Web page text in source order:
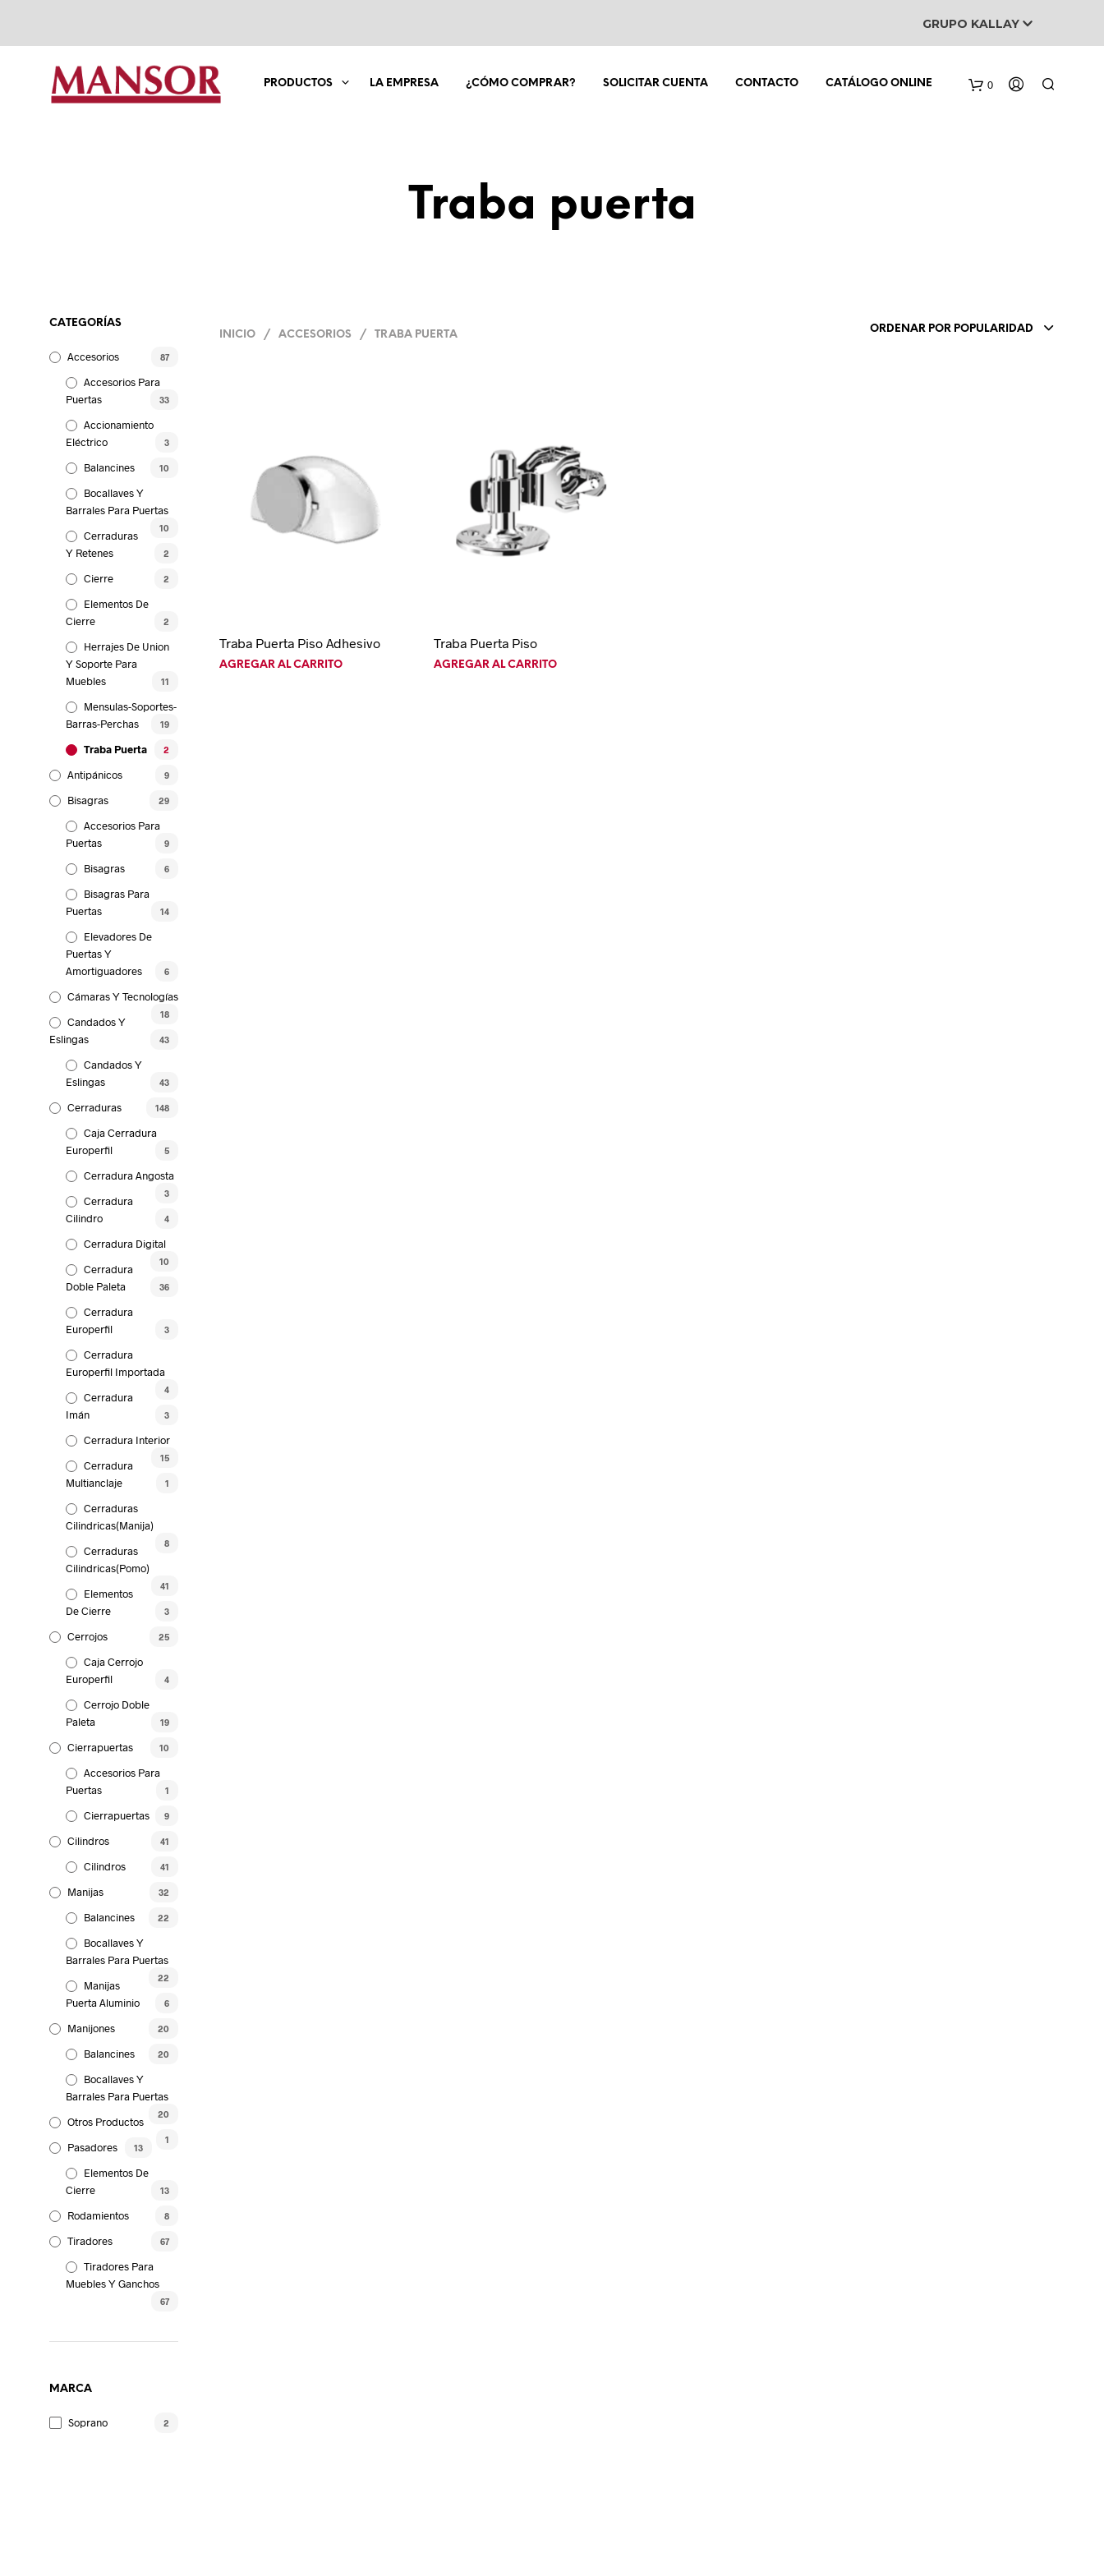
GRUPO KALLAY
0
PRODUCTOS LA EMPRESA ¿CÓMO COMPRAR? SOLICITAR CUENTA CONTACTO CATÁLOGO ONLINE
Traba puerta
CATEGORÍAS
Accesorios 87
Accesorios Para
Puertas
33
Accionamiento
Eléctrico
3
Balancines 10
Bocallaves Y
Barrales Para Puertas
10
Cerraduras
Y Retenes
2
Cierre 2
Elementos De
Cierre
2
Herrajes De Union
Y Soporte Para
Muebles
11
Mensulas-Soportes-
Barras-Perchas
19
Traba Puerta 2
Antipánicos 9
Bisagras 29
Accesorios Para
Puertas
9
Bisagras 6
Bisagras Para
Puertas
14
Elevadores De
Puertas Y
Amortiguadores
6
Cámaras Y Tecnologías
18
Candados Y
Eslingas
43
Candados Y
Eslingas
43
Cerraduras 148
Caja Cerradura
Europerfil
5
Cerradura Angosta
3
Cerradura
Cilindro
4
Cerradura Digital
10
Cerradura
Doble Paleta
36
Cerradura
Europerfil
3
Cerradura
Europerfil Importada
4
Cerradura
Imán
3
Cerradura Interior
15
Cerradura
Multianclaje
1
Cerraduras
Cilindricas(Manija)
8
Cerraduras
Cilindricas(Pomo)
41
Elementos
De Cierre
3
Cerrojos 25
Caja Cerrojo
Europerfil
4
Cerrojo Doble
Paleta
19
Cierrapuertas 10
Accesorios Para
Puertas
1
Cierrapuertas 9
Cilindros 41
Cilindros 41
Manijas 32
Balancines 22
Bocallaves Y
Barrales Para Puertas
22
Manijas
Puerta Aluminio
6
Manijones 20
Balancines 20
Bocallaves Y
Barrales Para Puertas
20
Otros Productos
1
Pasadores 13
Elementos De
Cierre
13
Rodamientos 8
Tiradores 67
Tiradores Para
Muebles Y Ganchos
67
MARCA
Soprano 2
INICIO / ACCESORIOS / TRABA PUERTA
ORDENAR POR POPULARIDAD
Traba Puerta Piso Adhesivo
AGREGAR AL CARRITO
Traba Puerta Piso
AGREGAR AL CARRITO